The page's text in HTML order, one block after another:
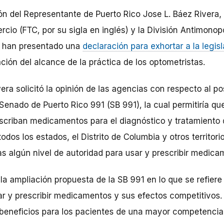
del Representante de Puerto Rico Jose L. Báez
(FTC, por su sigla en inglés) y la División
presentado una declaración para exhortar a la
del alcance de la práctica de los optometristas.
solicitó la opinión de las agencias con respecto al
de Puerto Rico 991 (SB 991), la cual permitiría
medicamentos para el diagnóstico y tratamiento
los estados, el Distrito de Columbia y otros
algún nivel de autoridad para usar y prescribir
ampliación propuesta de la SB 991 en lo que se
y prescribir medicamentos y sus efectos competitivos.
para los pacientes de una mayor